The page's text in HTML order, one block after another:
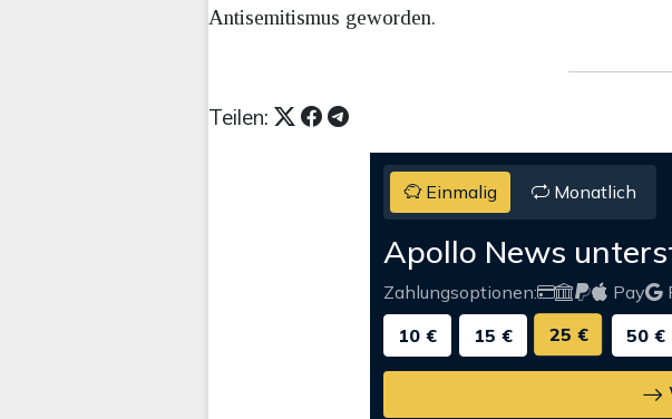
Antisemitismus geworden.
Teilen:
Einmalig Monatlich
Apollo News
Zahlungsoptionen: Pay
10 €
15 € 25 € 50 €